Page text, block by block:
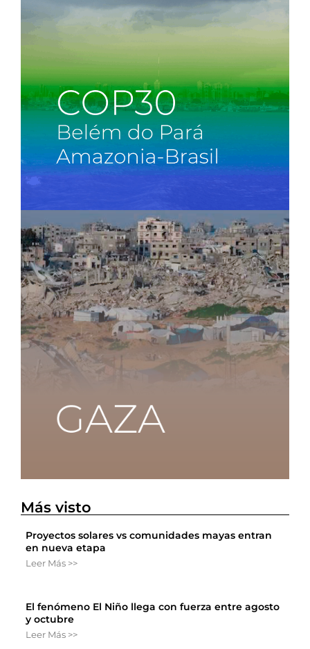
Más visto
Proyectos solares vs comunidades mayas entran
en nueva etapa
Leer Más >>
El fenómeno El Niño llega con fuerza entre agosto
y octubre
Leer Más >>